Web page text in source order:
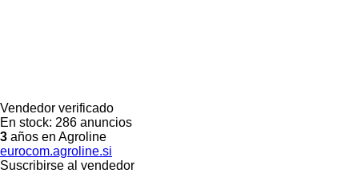
Vendedor verificado
En stock: 286 anuncios
3 años en Agroline
eurocom.agroline.si
Suscribirse al vendedor